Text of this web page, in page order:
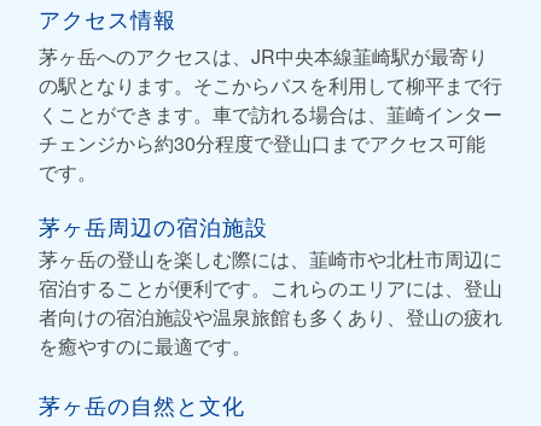
アクセス情報
茅ヶ岳へのアクセスは、JR中央本線韮崎駅が最寄り
の駅となります。そこからバスを利用して柳平まで行
くことができます。車で訪れる場合は、韮崎インター
チェンジから約30分程度で登山口までアクセス可能
です。
茅ヶ岳周辺の宿泊施設
茅ヶ岳の登山を楽しむ際には、韮崎市や北杜市周辺に
宿泊することが便利です。これらのエリアには、登山
者向けの宿泊施設や温泉旅館も多くあり、登山の疲れ
を癒やすのに最適です。
茅ヶ岳の自然と文化